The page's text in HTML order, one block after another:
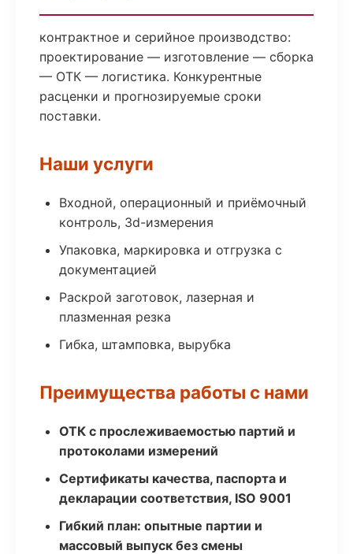
контрактное и серийное производство:
проектирование — изготовление — сборка
— ОТК — логистика. Конкурентные
расценки и прогнозируемые сроки
поставки.
Наши услуги
Входной, операционный и приёмочный
контроль, 3d-измерения
Упаковка, маркировка и отгрузка с
документацией
Раскрой заготовок, лазерная и
плазменная резка
Гибка, штамповка, вырубка
Преимущества работы с нами
ОТК с прослеживаемостью партий и
протоколами измерений
Сертификаты качества, паспорта и
декларации соответствия, ISO 9001
Гибкий план: опытные партии и
массовый выпуск без смены